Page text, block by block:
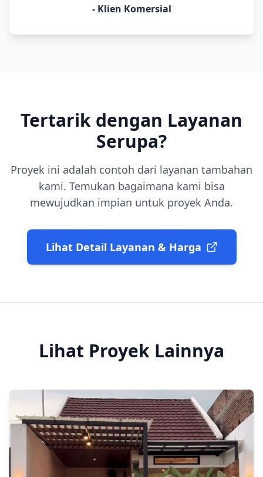
- Klien Komersial
Tertarik dengan Layanan
Serupa?
Proyek ini adalah contoh dari layanan tambahan
kami. Temukan bagaimana kami bisa
mewujudkan impian untuk proyek Anda.
Lihat Detail Layanan & Harga
Lihat Proyek Lainnya